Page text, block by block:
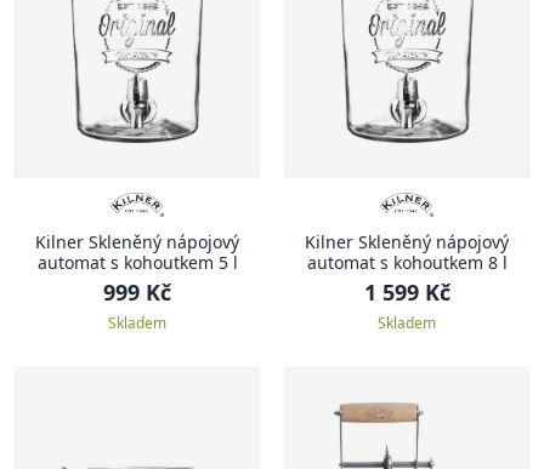
Kilner Skleněný nápojový
automat s kohoutkem 5 l
999 Kč
Skladem
Kilner Skleněný nápojový
automat s kohoutkem 8 l
1 599 Kč
Skladem